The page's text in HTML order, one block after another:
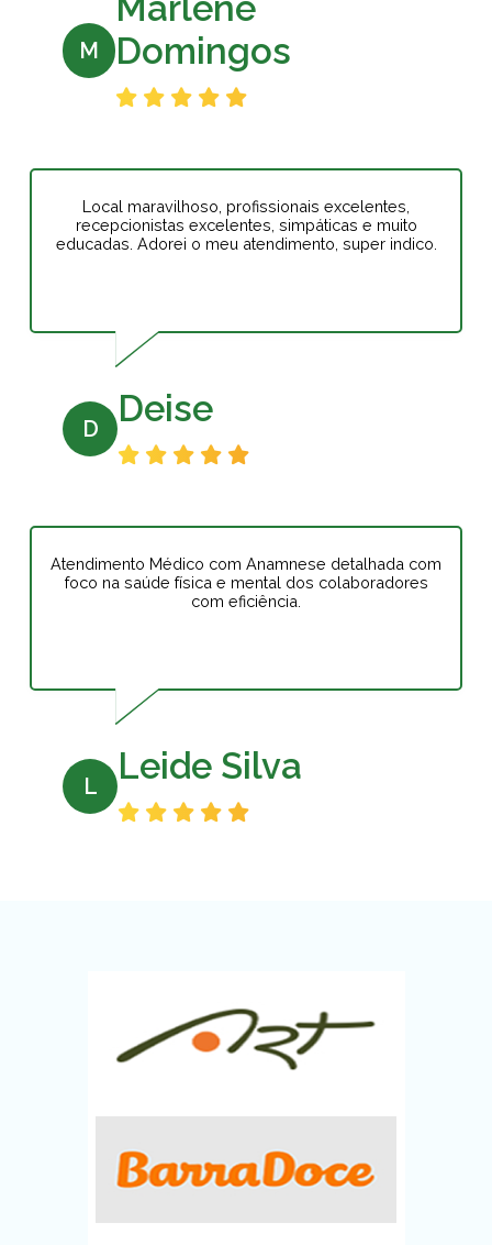
M
Marlene
Domingos
Local maravilhoso, profissionais excelentes,
recepcionistas excelentes, simpáticas e muito
educadas. Adorei o meu atendimento, super indico.
D Deise
Atendimento Médico com Anamnese detalhada com
foco na saúde física e mental dos colaboradores
com eficiência.
L Leide Silva